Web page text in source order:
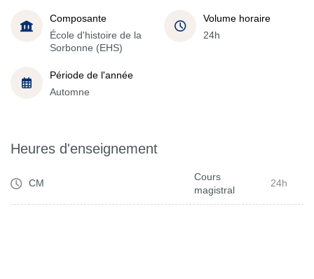
Composante
École d'histoire de la
Sorbonne (EHS)
Volume horaire
24h
Période de l'année
Automne
Heures d'enseignement
CM
Cours
magistral
24h